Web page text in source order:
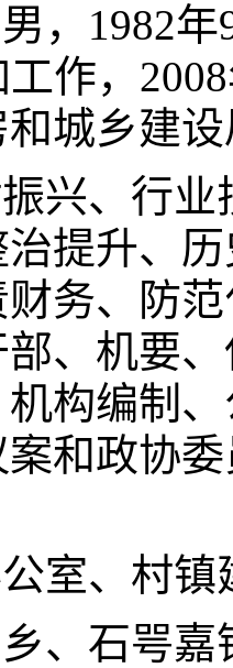
，1982
作，
城乡建
兴、行
治提升、
务、防
部、机要
构编制
和政协
室、村镇
、石咢